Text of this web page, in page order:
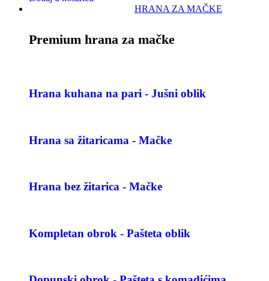
HRANA ZA MAČKE
Premium hrana za mačke
Hrana kuhana na pari - Jušni oblik
Hrana sa žitaricama - Mačke
Hrana bez žitarica - Mačke
Kompletan obrok - Pašteta oblik